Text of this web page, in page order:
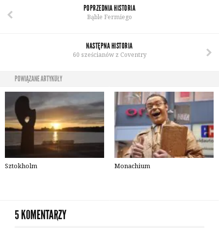
POPRZEDNIA HISTORIA
Bąble Fermiego
NASTĘPNA HISTORIA
60 sześcianów z Coventry
POWIĄZANE ARTYKUŁY
Sztokholm Monachium
5 KOMENTARZY